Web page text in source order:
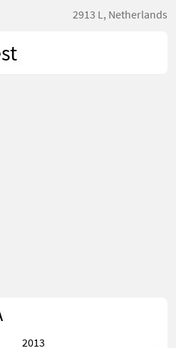
2913 L, Netherlands
2013